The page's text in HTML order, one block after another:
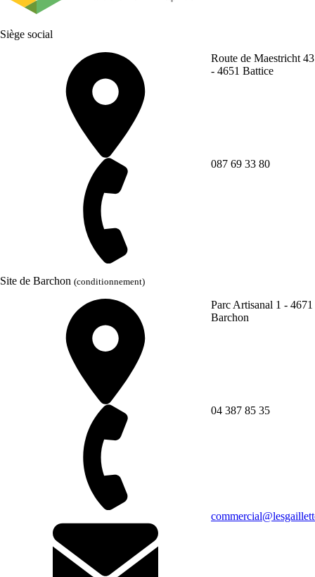
Siège social
Route de Maestricht 43
- 4651 Battice
087 69 33 80
Site de Barchon (conditionnement)
Parc Artisanal 1 - 4671
Barchon
04 387 85 35